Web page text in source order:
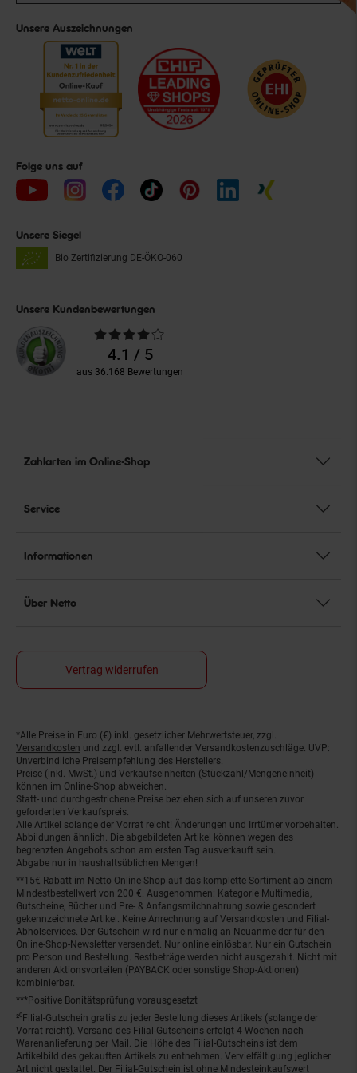
Unsere Auszeichnungen
Folge uns auf
Unsere Siegel
Bio Zertifizierung DE-ÖKO-060
Unsere Kundenbewertungen
Durchschnittliche
Bewertungen4.1 / 5
aus 36.168 Bewertungen
Zahlarten im Online-Shop
Service
Informationen
Über Netto
Vertrag widerrufen
Fußnoten
*Alle Preise in Euro (€) inkl. gesetzlicher Mehrwertsteuer, zzgl.
Versandkosten und zzgl. evtl. anfallender Versandkostenzuschläge. UVP:
Unverbindliche Preisempfehlung des Herstellers.
Preise (inkl. MwSt.) und Verkaufseinheiten (Stückzahl/Mengeneinheit)
können im Online-Shop abweichen.
Statt- und durchgestrichene Preise beziehen sich auf unseren zuvor
geforderten Verkaufspreis.
Alle Artikel solange der Vorrat reicht! Änderungen und Irrtümer vorbehalten.
Abbildungen ähnlich. Die abgebildeten Artikel können wegen des
begrenzten Angebots schon am ersten Tag ausverkauft sein.
Abgabe nur in haushaltsüblichen Mengen!
**15€ Rabatt im Netto Online-Shop auf das komplette Sortiment ab einem
Mindestbestellwert von 200 €. Ausgenommen: Kategorie Multimedia,
Gutscheine, Bücher und Pre- & Anfangsmilchnahrung sowie gesondert
gekennzeichnete Artikel. Keine Anrechnung auf Versandkosten und Filial-
Abholservices. Der Gutschein wird nur einmalig an Neuanmelder für den
Online-Shop-Newsletter versendet. Nur online einlösbar. Nur ein Gutschein
pro Person und Bestellung. Restbeträge werden nicht ausgezahlt. Nicht mit
anderen Aktionsvorteilen (PAYBACK oder sonstige Shop-Aktionen)
kombinierbar.
***Positive Bonitätsprüfung vorausgesetzt
²⁰Filial-Gutschein gratis zu jeder Bestellung dieses Artikels (solange der
Vorrat reicht). Versand des Filial-Gutscheins erfolgt 4 Wochen nach
Warenanlieferung per Mail. Die Höhe des Filial-Gutscheins ist dem
Artikelbild des gekauften Artikels zu entnehmen. Vervielfältigung jeglicher
Art nicht gestattet. Der Filial-Gutschein ist ohne Mindesteinkaufswert